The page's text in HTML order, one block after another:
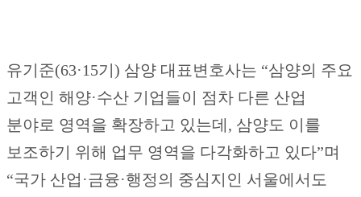
유기준(63·15기) 삼양 대표변호사는 “삼양의 주요
고객인 해양·수산 기업들이 점차 다른 산업
분야로 영역을 확장하고 있는데, 삼양도 이를
보조하기 위해 업무 영역을 다각화하고 있다”며
“국가 산업·금융·행정의 중심지인 서울에서도